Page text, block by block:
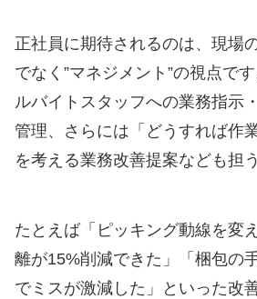
正社員に期待されるのは、現場
でなく”マネジメント”の視点で
ルバイトスタッフへの業務指示
管理、さらには「どうすれば作
を考える業務改善提案なども担
たとえば「ピッキング動線を変
離が15%削減できた」「梱包の
でミスが激減した」といった改